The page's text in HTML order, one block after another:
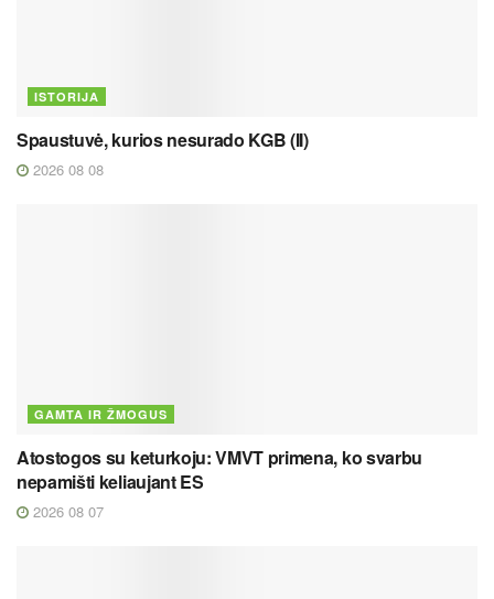
ISTORIJA
Spaustuvė, kurios nesurado KGB (II)
2026 08 08
GAMTA IR ŽMOGUS
Atostogos su keturkoju: VMVT primena, ko svarbu
nepamišti keliaujant ES
2026 08 07